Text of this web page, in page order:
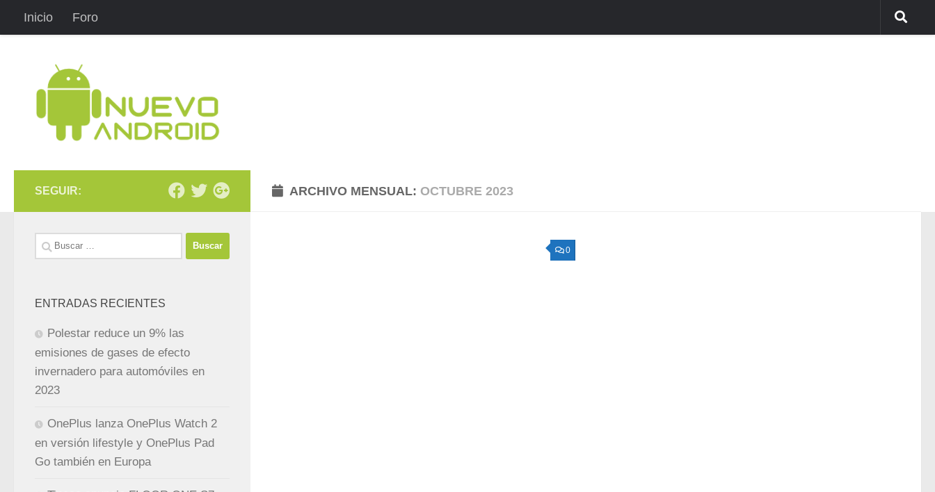
Saltar al contenido
Inicio Foro
ARCHIVO MENSUAL: OCTUBRE 2023
0
SEGUIR:
Buscar:
ENTRADAS RECIENTES
Polestar reduce un 9% las
emisiones de gases de efecto
invernadero para automóviles en
2023
OnePlus lanza OnePlus Watch 2
en versión lifestyle y OnePlus Pad
Go también en Europa